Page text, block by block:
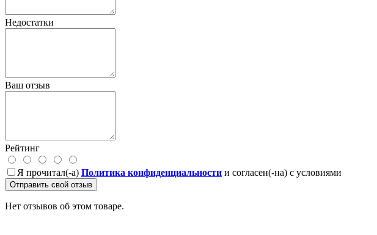
Недостатки
Ваш отзыв
Рейтинг
Я прочитал(-а) Политика конфиденциальности и согласен(-на) с условиями
Отправить свой отзыв
Нет отзывов об этом товаре.